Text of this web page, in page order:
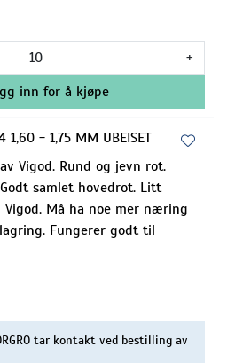
+
inn for å kjøpe
1,60 - 1,75 MM UBEISET
Vigod. Rund og jevn rot.
samlet hovedrot. Litt
Må ha noe mer næring
Fungerer godt til
tar kontakt ved bestilling av